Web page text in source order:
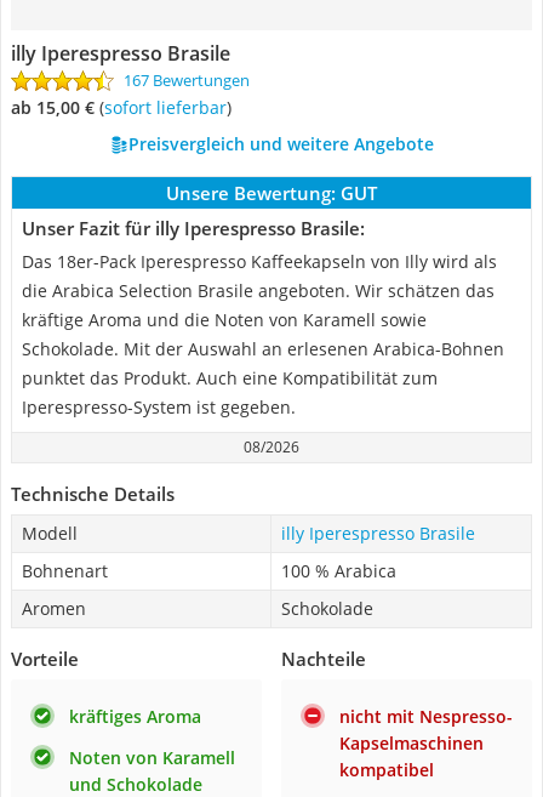
illy Iperespresso Brasile
167 Bewertungen
ab 15,00 € ( Sofort lieferbar)
Preisvergleich und weitere Angebote
Unsere Bewertung: GUT
Unser Fazit für illy Iperespresso Brasile:
Das 18er-Pack Iperespresso Kaffeekapseln von Illy wird als
die Arabica Selection Brasile angeboten. Wir schätzen das
kräftige Aroma und die Noten von Karamell sowie
Schokolade. Mit der Auswahl an erlesenen Arabica-Bohnen
punktet das Produkt. Auch eine Kompatibilität zum
Iperespresso-System ist gegeben.
08/2026
Technische Details
Modell
illy Iperespresso Brasile
Bohnenart
100 % Arabica
Aromen
Schokolade
Vorteile
kräftiges Aroma
Noten von Karamell
und Schokolade
Nachteile
nicht mit Nespresso-
Kapselmaschinen
kompatibel